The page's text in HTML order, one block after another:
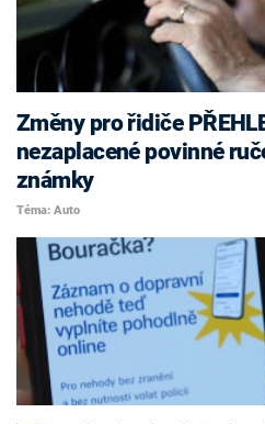
Změny pro řidiče
nezaplacené povinné
známky
Téma: Auto